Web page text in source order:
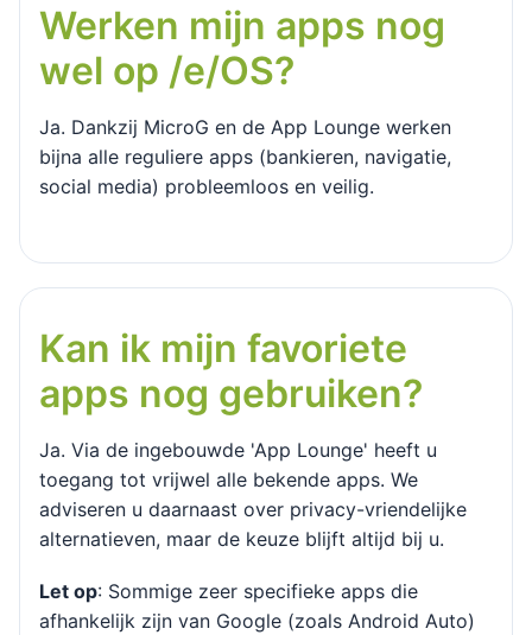
Werken mijn apps nog
wel op /e/OS?
Ja. Dankzij MicroG en de App Lounge werken
bijna alle reguliere apps (bankieren, navigatie,
social media) probleemloos en veilig.
Kan ik mijn favoriete
apps nog gebruiken?
Ja. Via de ingebouwde 'App Lounge' heeft u
toegang tot vrijwel alle bekende apps. We
adviseren u daarnaast over privacy-vriendelijke
alternatieven, maar de keuze blijft altijd bij u.
Let op: Sommige zeer specifieke apps die
afhankelijk zijn van Google (zoals Android Auto)